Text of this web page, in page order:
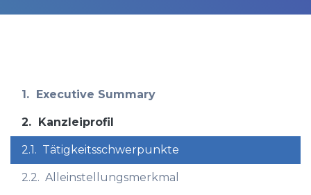
1. Executive Summary
2. Kanzleiprofil
2.1. Tätigkeitsschwerpunkte
2.2. Alleinstellungsmerkmal